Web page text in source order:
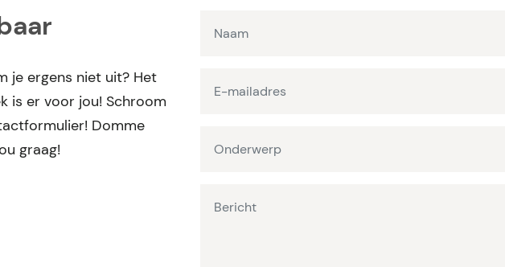
je ergens niet uit? Het
is er voor jou! Schroom
Domme
graag!